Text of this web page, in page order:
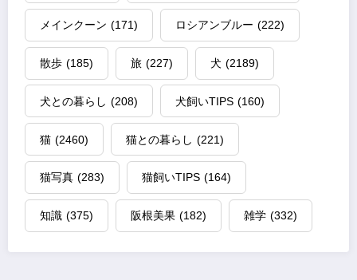
メインクーン (171) ロシアンブルー (222)
散歩 (185) 旅 (227) 犬 (2189)
犬との暮らし (208) 犬飼いTIPS (160)
猫 (2460) 猫との暮らし (221)
猫写真 (283) 猫飼いTIPS (164)
知識 (375) 阪根美果 (182) 雑学 (332)